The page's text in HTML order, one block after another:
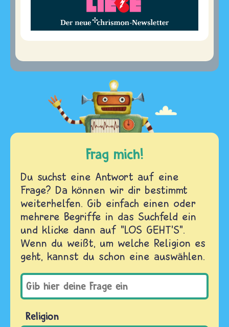
Frag mich!
Du suchst eine Antwort auf eine
Frage? Da können wir dir bestimmt
weiterhelfen. Gib einfach einen oder
mehrere Begriffe in das Suchfeld ein
und klicke dann auf "LOS GEHT'S".
Wenn du weißt, um welche Religion es
geht, kannst du schon eine auswählen.
Religion